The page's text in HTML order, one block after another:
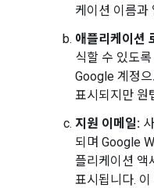
케이션 이름과
애플리케이션
식할 수 있도
Google 계정
표시되지만 원
지원 이메일:
되며 Google
플리케이션 액
표시됩니다.